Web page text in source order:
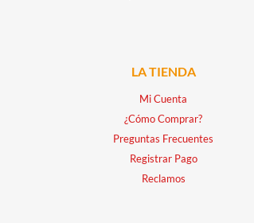
LA TIENDA
Mi Cuenta
¿Cómo Comprar?
Preguntas Frecuentes
Registrar Pago
Reclamos